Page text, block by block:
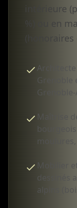
intérieure
%) ou en
Grenoble
Maîtrise
Mobilier
dessinés
alpins